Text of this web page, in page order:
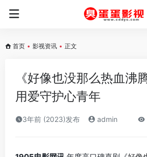
首页 • 影视资讯 • 正文
《好像也没那么热血沸
用爱守护心青年
3年前 (2023)发布 admin